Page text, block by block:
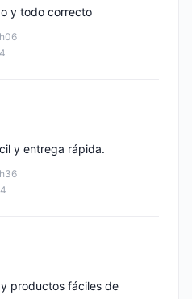
y todo correcto
y entrega rápida.
productos fáciles de